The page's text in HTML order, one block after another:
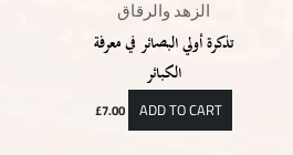
الزهد والرقاق
تذكرة أولي البصائر في معرفة
الكبائر
£7.00 ADD TO CART